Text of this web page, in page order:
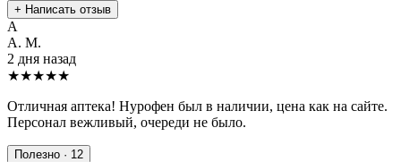
+ Написать отзыв
А
А. М.
2 дня назад
★★★★★
Отличная аптека! Нурофен был в наличии, цена как на сайте.
Персонал вежливый, очереди не было.
Полезно · 12